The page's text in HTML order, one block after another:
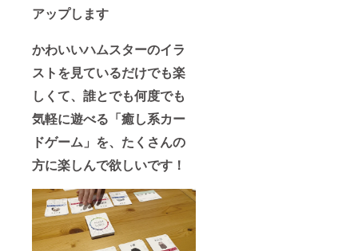
アップします
かわいいハムスターのイラ
ストを見ているだけでも楽
しくて、誰とでも何度でも
気軽に遊べる「癒し系カー
ドゲーム」を、たくさんの
方に楽しんで欲しいです！